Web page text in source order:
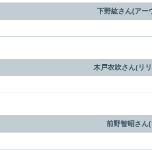
下野紘さん(アー
木戸衣吹さん(リ
前野智昭さん